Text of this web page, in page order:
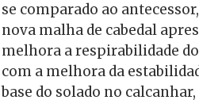
se comparado ao
nova malha de cabedal
melhora a respirabilidade
com a melhora da
base do solado no